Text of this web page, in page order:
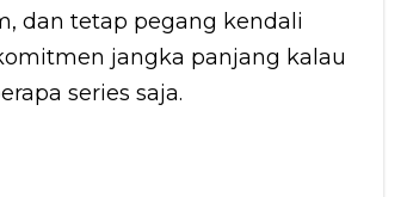
dan tetap pegang kendali
jangka panjang kalau
series saja.